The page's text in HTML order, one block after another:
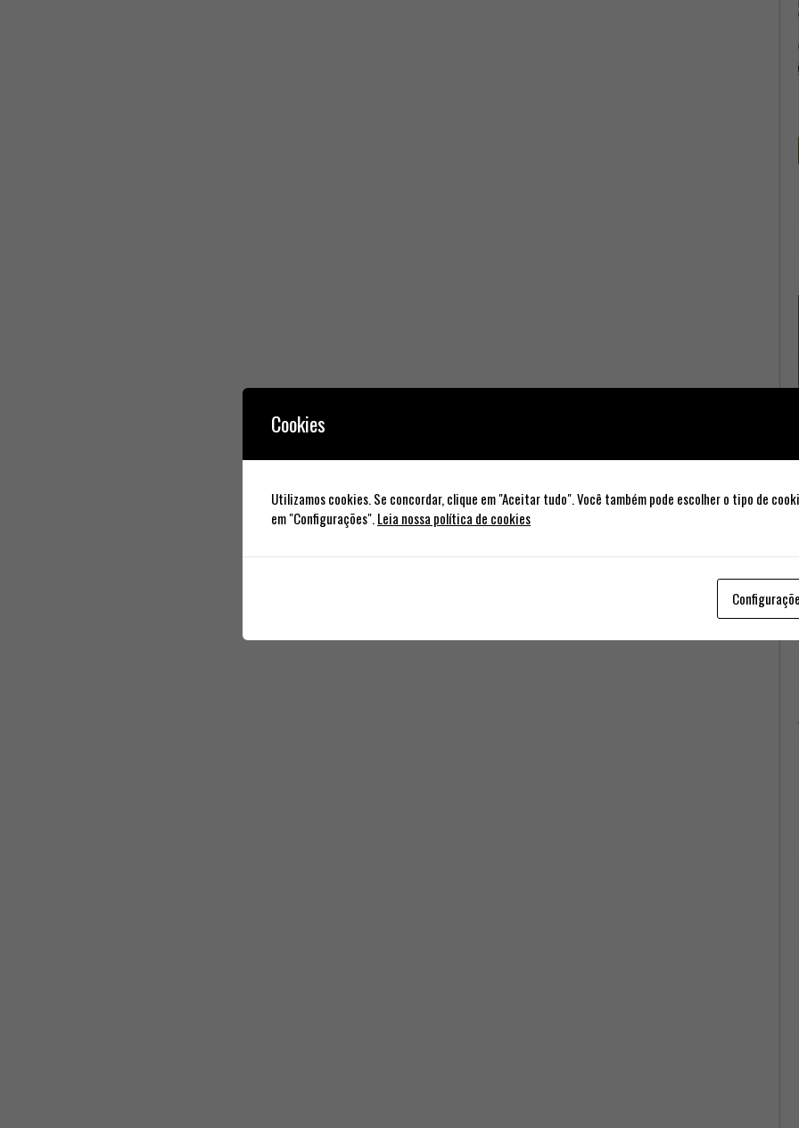
Cookies
Utilizamos cookies. Se concordar, clique em "Aceitar tudo". Você também pode escolher o tipo de
em "Configurações".Leia nossa política de cookies